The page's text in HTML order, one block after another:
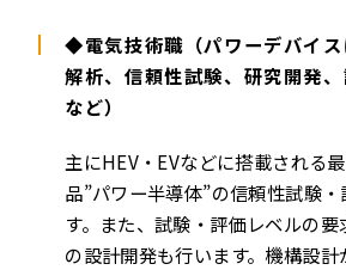
◆電気技術職（パワーデバイス
解析、信頼性試験、研究開発
など）
主にHEV・EVなどに搭載される
品”パワー半導体”の信頼性試験
す。また、試験・評価レベルの
の設計開発も行います。機構設計